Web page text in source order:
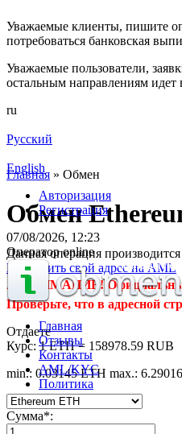
Уважаемые клиенты, пишите
потребоваться банковская
Уважаемые пользователи,
остальным направлениям
ru
Русский
English
Авторизация
Регистрация
07/08/2026, 12:23
Оператор online
Главная
Отзывы
Контакты
AML/KYC
Политика
Главная » Обмен
Обмен
Данная операция
Проверить свой адрес на AML
⚠️ ВНИМАНИЕ! Официальный
Проверьте, что в адресной
Отдаете
Курс:1 ETH = 158978.59 RUB
min.: 0.03145 ETH max.:
Сумма*: